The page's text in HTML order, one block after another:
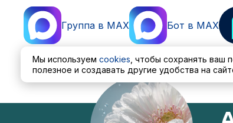
Группа в MAX Бот в MAX
Пользовательское соглашениеПолитика
Мы используем cookies , чтобы сохранять ваш
полезное и создавать другие удобства на